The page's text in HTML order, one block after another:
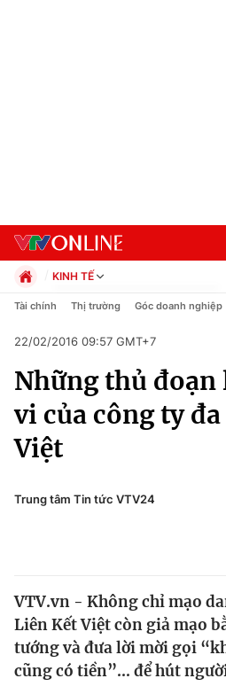
Chuyên mục
Chính trị
Xã hội
Pháp luật
Thế giới
Tin tức
Thế giới đó đây
Kinh tế
KINH TẾ
Chính trị
Pháp luật
Kinh tế
Thể thao
Truyền hình
Văn hóa - Giải trí
Tài chính Thị trường Góc doanh nghiệp
22/02/2016 09:57 GMT+7
Những thủ
vi của công ty
Việt
Trung tâm Tin tức VTV24
VTV.vn - Không chỉ mạo
Liên Kết Việt còn giả mạo
tướng và đưa lời mời gọi
cũng có tiền”... để hút